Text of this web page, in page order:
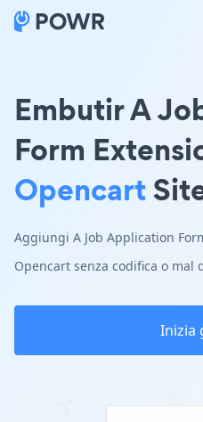
Embutir A
Form
Opencart
Aggiungi A Job Application
Opencart senza codifica o mal
Inizia